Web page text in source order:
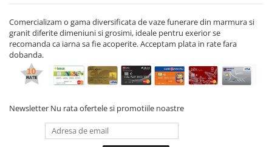
Comercializam o gama diversificata de vaze funerare din marmura si
granit diferite dimeniuni si grosimi, ideale pentru exerior se
recomanda ca iarna sa fie acoperite. Acceptam plata in rate fara
dobanda.
Newsletter Nu rata ofertele si promotiile noastre